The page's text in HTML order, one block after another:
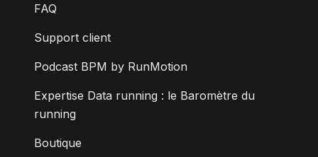
FAQ
Support client
Podcast BPM by RunMotion
Expertise Data running : le Baromètre du
running
Boutique